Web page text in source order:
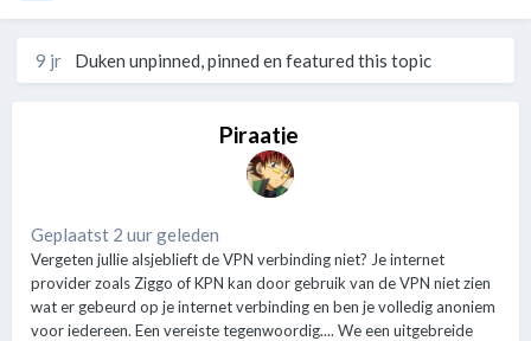
9 jr Duken unpinned, pinned en featured this topic
Piraatje
Geplaatst 2 uur geleden
Vergeten jullie alsjeblieft de VPN verbinding niet? Je internet
provider zoals Ziggo of KPN kan door gebruik van de VPN niet zien
wat er gebeurd op je internet verbinding en ben je volledig anoniem
voor iedereen. Een vereiste tegenwoordig.... We een uitgebreide